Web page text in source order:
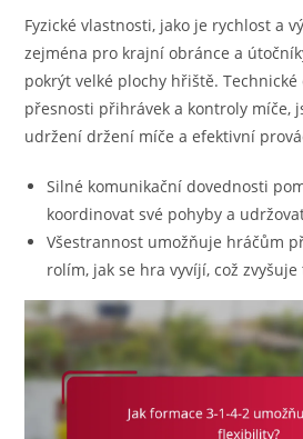
Fyzické vlastnosti, jako je rychlost a
zejména pro krajní obránce a
pokrýt velké plochy hřiště.
přesnosti přihrávek a kontroly míče,
udržení držení míče a efektivní
Silné komunikační dovednosti
koordinovat své pohyby a
Všestrannost umožňuje hráčům
rolím, jak se hra vyvíjí, což